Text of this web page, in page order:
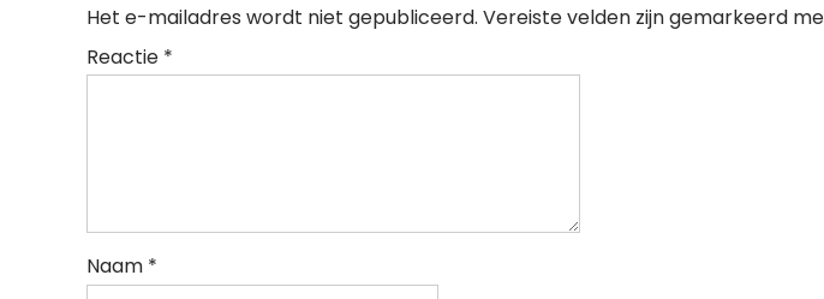
Het e-mailadres wordt niet gepubliceerd. Vereiste velden zijn gemarkeerd
Reactie *
Naam *